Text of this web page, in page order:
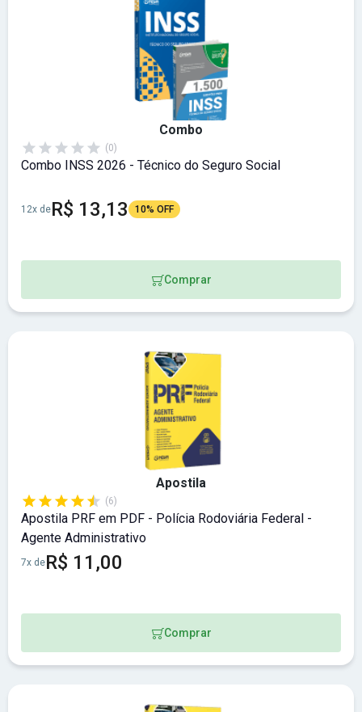
Combo
(0)
Combo INSS 2026 - Técnico do Seguro Social
12x deR$ 13,13 10% OFF
Comprar
Apostila
(6)
Apostila PRF em PDF - Polícia Rodoviária Federal -
Agente Administrativo
7x deR$ 11,00
Comprar